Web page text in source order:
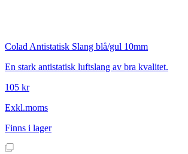
Colad Antistatisk Slang blå/gul 10mm
En stark antistatisk luftslang av bra kvalitet.
105 kr
Exkl.moms
Finns i lager